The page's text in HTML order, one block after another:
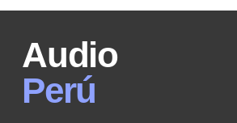
Audio
Perú